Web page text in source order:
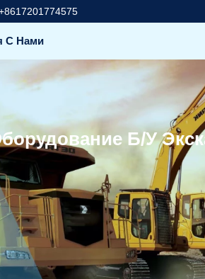
С Нами
Б/у